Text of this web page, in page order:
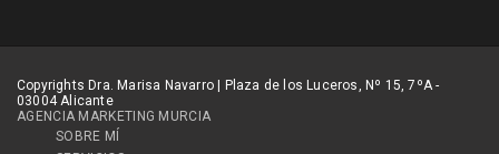
Copyrights Dra. Marisa Navarro | Plaza de los Luceros, Nº 15, 7ºA -
03004 Alicante
AGENCIA MARKETING MURCIA
SOBRE MÍ